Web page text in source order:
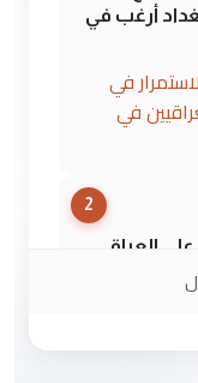
أرغب في
في
في
2
العراق
العتبات